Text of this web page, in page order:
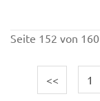
Seite 152 von 160
<< 1